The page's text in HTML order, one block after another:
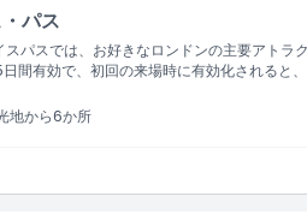
パス
パスでは、お好きなロンドンの主要アトラ
間有効で、初回の来場時に有効化されると
地から6か所